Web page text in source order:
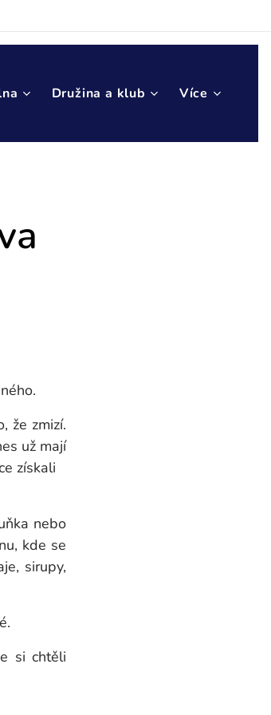
Družina a klub Více
že zmizí.
už mají
získali
nebo
kde se
sirupy,
si chtěli